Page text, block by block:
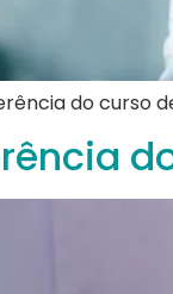
do curso